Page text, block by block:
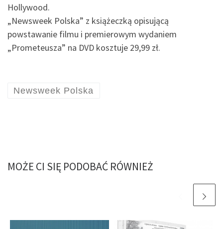
Hollywood.
„Newsweek Polska” z książeczką opisującą
powstawanie filmu i premierowym wydaniem
„Prometeusza” na DVD kosztuje 29,99 zł.
Newsweek Polska
MOŻE CI SIĘ PODOBAĆ RÓWNIEŻ